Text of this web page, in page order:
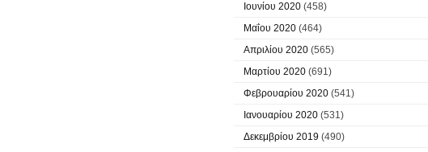
Ιουνίου 2020 (458)
Μαΐου 2020 (464)
Απριλίου 2020 (565)
Μαρτίου 2020 (691)
Φεβρουαρίου 2020 (541)
Ιανουαρίου 2020 (531)
Δεκεμβρίου 2019 (490)